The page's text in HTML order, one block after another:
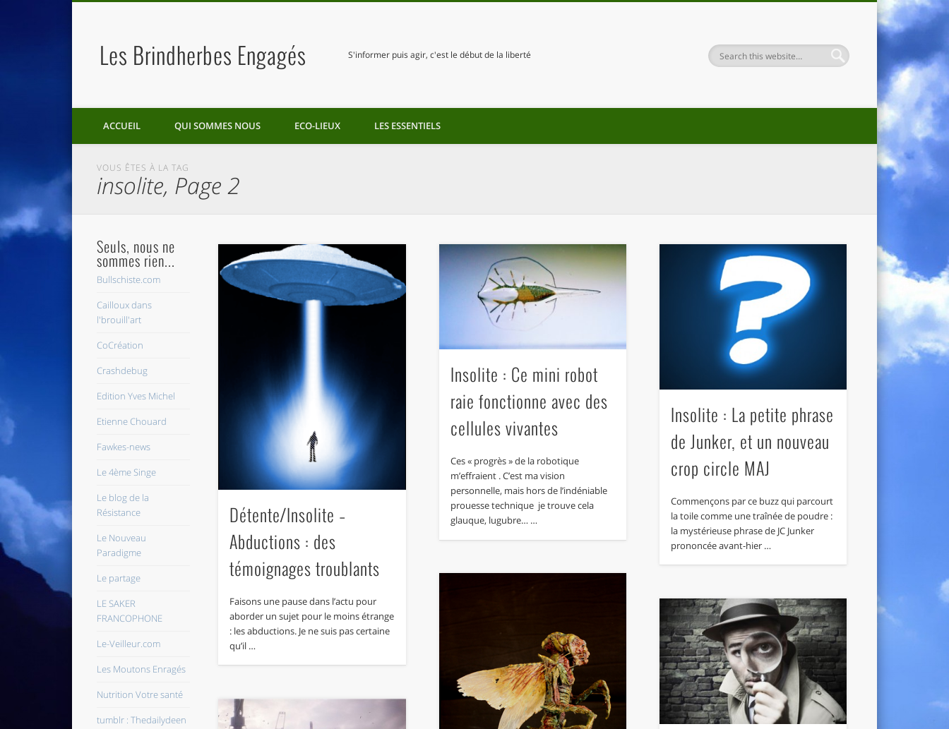
Les Brindherbes Engagés S'informer puis agir, c'est le début de la liberté
ACCUEIL QUI SOMMES NOUS ECO-LIEUX LES ESSENTIELS
VOUS ÊTES À LA TAG
insolite, Page 2
Détente/Insolite –
Abductions : des
témoignages troublants
Faisons une pause dans l’actu pour
aborder un sujet pour le moins étrange
: les abductions. Je ne suis pas certaine
qu’il …
Insolite : Ce mini robot
raie fonctionne avec des
cellules vivantes
Ces « progrès » de la robotique
m’effraient . C’est ma vision
personnelle, mais hors de l’indéniable
prouesse technique je trouve cela
glauque, lugubre… …
Insolite : La petite phrase
de Junker, et un nouveau
crop circle MAJ
Commençons par ce buzz qui parcourt
la toile comme une traînée de poudre :
la mystérieuse phrase de JC Junker
prononcée avant-hier …
Seuls, nous ne
sommes rien...
Bullschiste.com
Cailloux dans
l'brouill'art
CoCréation
Crashdebug
Edition Yves Michel
Etienne Chouard
Fawkes-news
Le 4ème Singe
Le blog de la
Résistance
Le Nouveau
Paradigme
Le partage
LE SAKER
FRANCOPHONE
Le-Veilleur.com
Les Moutons Enragés
Nutrition Votre santé
tumblr : Thedailydeen